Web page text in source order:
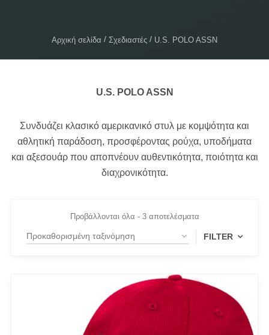
Αρχική σελίδα Σχεδιαστές U.S. POLO ASSN
U.S. POLO ASSN
Συνδυάζει κλασικό αμερικανικό στυλ με κομψότητα και
αθλητική παράδοση, προσφέροντας ρούχα, υποδήματα
και αξεσουάρ που αποπνέουν αυθεντικότητα, ποιότητα και
διαχρονικότητα.
Προβάλλονται όλα - 3 αποτελέσματα
FILTER
ANTIDOTE KNITWEAR